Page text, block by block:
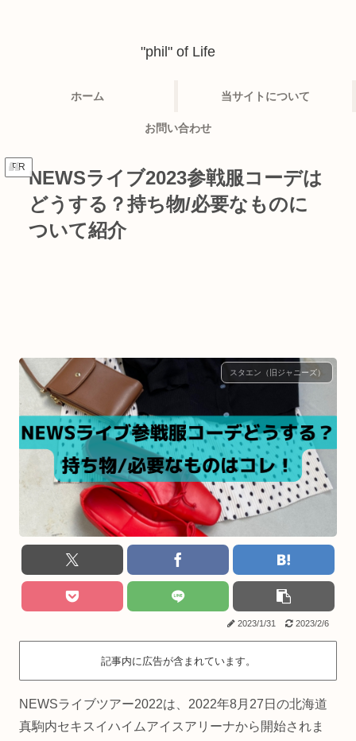
"phil" of Life
ホーム 当サイトについて
お問い合わせ
PR NEWSライブ2023参戦服コーデは
どうする？持ち物/必要なものに
ついて紹介
スタエン（旧ジャニーズ）
2023/1/31 2023/2/6
記事内に広告が含まれています。
NEWSライブツアー2022は、2022年8月27日の北海道
真駒内セキスイハイムアイスアリーナから開始されま